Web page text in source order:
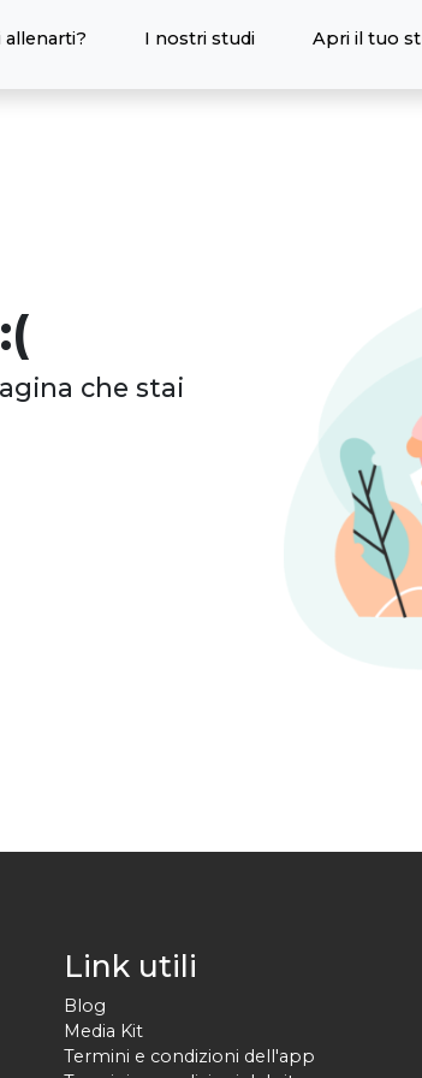
allenarti? I nostri studi Apri il tuo
che stai
Link utili
Blog
Media Kit
Termini e condizioni dell'app